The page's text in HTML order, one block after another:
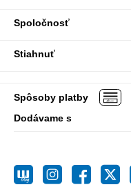
Spoločnosť
Stiahnuť
Spôsoby platby
Dodávame s